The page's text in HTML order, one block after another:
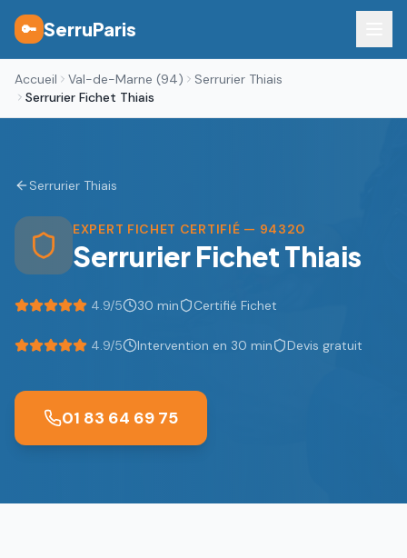
🔑 SerruParis
Accueil Val-de-Marne (94)
Serrurier Thiais
Serrurier Fichet Thiais
Serrurier Thiais
EXPERT FICHET CERTIFIÉ — 94320
Serrurier FichetThiais
4.9/5 30 min Certifié Fichet
4.9/5 Intervention en 30 min Devis gratuit
01 83 64 69 75